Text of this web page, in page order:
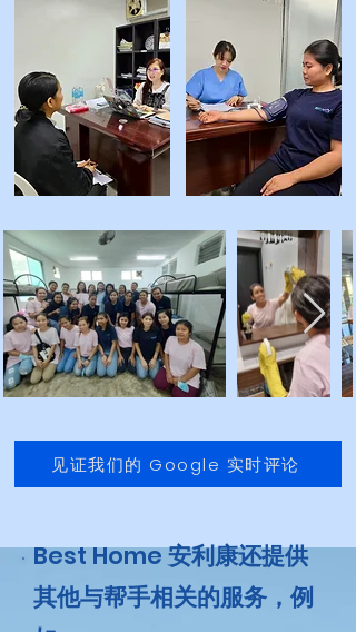
见证我们的 Google 实时评论
Best Home 安利康还提供
其他与帮手相关的服务，例